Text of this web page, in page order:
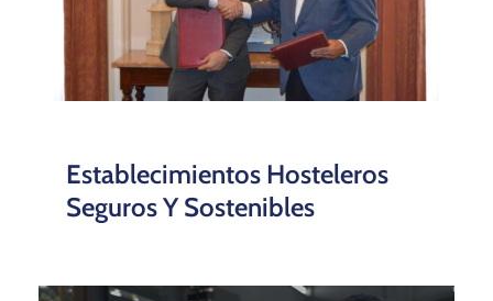
Establecimientos Hosteleros
Seguros Y Sostenibles